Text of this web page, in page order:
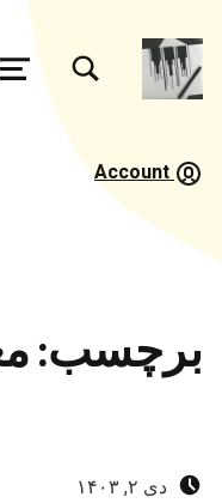
لغت
گویش
مئیوند
تغییر وضعیت جعبه مودال فرم جستجو
منو
Account
برچسب:
ارسال‌شده در:دی ۲, ۱۴۰۳